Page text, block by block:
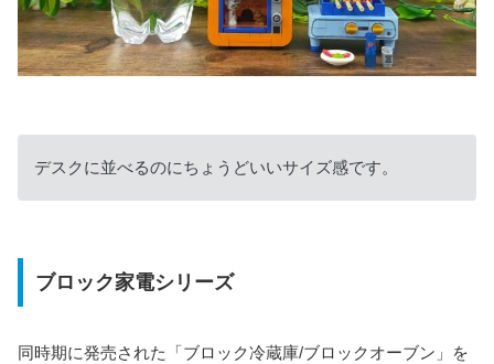
デスクに並べるのにちょうどいいサイズ感です。
ブロック家電シリーズ
同時期に発売された「ブロック冷蔵庫/ブロックオーブン」を